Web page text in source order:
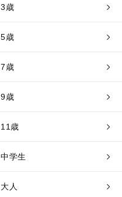
3歳
5歳
7歳
9歳
11歳
中学生
大人